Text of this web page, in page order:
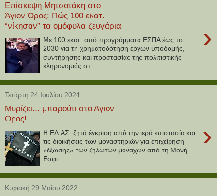
Επίσκεψη Μητσοτάκη στο
Άγιον Όρος: Πώς 100 εκατ.
“νίκησαν” τα ομόφυλα ζευγάρια
›
Με 100 εκατ. από προγράμματα ΕΣΠΑ έως το
2030 για τη χρηματοδότηση έργων υποδομής,
συντήρησης και προστασίας της πολιτιστικής
κληρονομιάς στ...
Τετάρτη 24 Ιουλίου 2024
Μυρίζει... μπαρούτι στο Αγιον
Ορος!
›
Η ΕΛ.ΑΣ. ζητά έγκριση από την ιερά επιστασία και
τις διοικήσεις των μοναστηριών για επιχείρηση
«έξωσης» των ζηλωτών μοναχών από τη Μονή
Εσφι...
Κυριακή 29 Μαΐου 2022